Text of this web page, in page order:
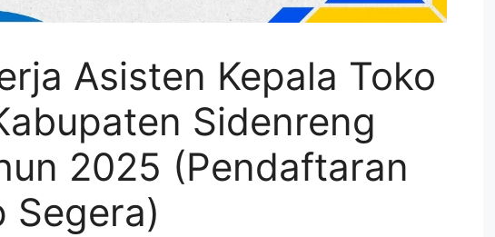
Asisten Kepala Toko
Sidenreng
2025 (Pendaftaran
Segera)